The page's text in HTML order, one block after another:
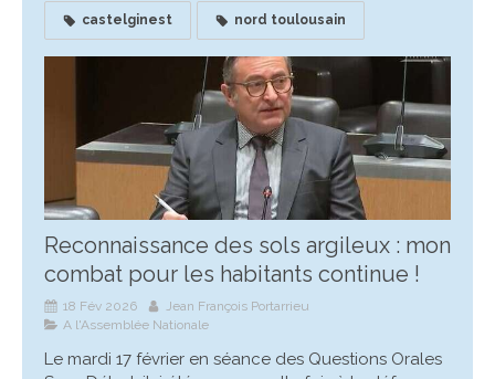
castelginest nord toulousain
Reconnaissance des sols argileux : mon
combat pour les habitants continue !
18 Fév 2026
Jean François Portarrieu
A l'Assemblée Nationale
Le mardi 17 février en séance des Questions Orales